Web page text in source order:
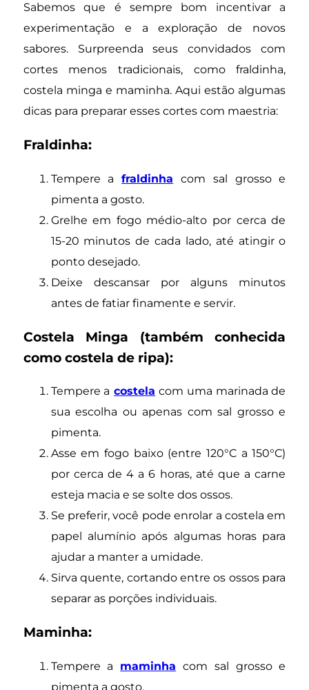
Sabemos que é sempre bom incentivar a
experimentação e a exploração de novos
sabores. Surpreenda seus convidados com
cortes menos tradicionais, como fraldinha,
costela minga e maminha. Aqui estão algumas
dicas para preparar esses cortes com maestria:
Fraldinha:
Tempere afraldinha com sal grosso e
pimenta a gosto.
Grelhe em fogo médio-alto por cerca de
15-20 minutos de cada lado, até atingir o
ponto desejado.
Deixe descansar por alguns minutos
antes de fatiar finamente e servir.
Costela Minga (também conhecida
como costela de ripa):
Tempere a costela com uma marinada de
sua escolha ou apenas com sal grosso e
pimenta.
Asse em fogo baixo (entre 120°C a 150°C)
por cerca de 4 a 6 horas, até que a carne
esteja macia e se solte dos ossos.
Se preferir, você pode enrolar a costela em
papel alumínio após algumas horas para
ajudar a manter a umidade.
Sirva quente, cortando entre os ossos para
separar as porções individuais.
Maminha:
Tempere a maminha com sal grosso e
pimenta a gosto.